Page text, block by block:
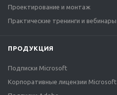
Проектирование и монтаж
Практические тренинги и вебинары
ПРОДУКЦИЯ
Подписки Microsoft
Корпоративные лицензии Microsoft